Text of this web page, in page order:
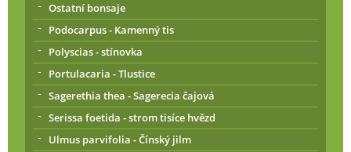
Ostatní bonsaje
Podocarpus - Kamenný tis
Polyscias - stínovka
Portulacaria - Tlustice
Sagerethia thea - Sagerecia čajová
Serissa foetida - strom tisíce hvězd
Ulmus parvifolia - Čínský jilm